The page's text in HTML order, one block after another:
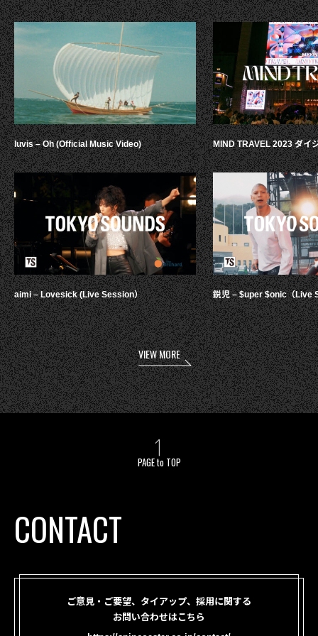
luvis – Oh (Official Music Video)
aimi – Lovesick (Live Session）
MIND TRAVEL 2023 ダイ
鋭児 – $uper $onic（Live
VIEW MORE
PAGE to TOP
CONTACT
ご意見・ご要望、タイアップ、採用に関する
お問い合わせはこちら